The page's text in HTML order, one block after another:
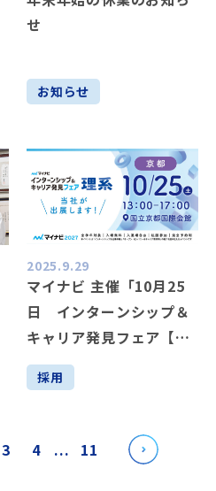
せ
お知らせ
2025.9.29
マイナビ 主催「10月25
日 インターンシップ＆
キャリア発見フェア【理
系】 京都会場」へ出展
します！
採用
3 4 ... 11